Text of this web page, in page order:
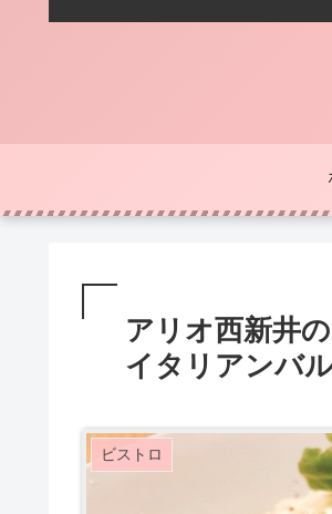
アリオ西新井
イタリアンバ
ビストロ